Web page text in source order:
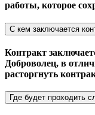
работы, которое
С кем заключается
Контракт
Доброволец, в
расторгнуть
Где будет проходить